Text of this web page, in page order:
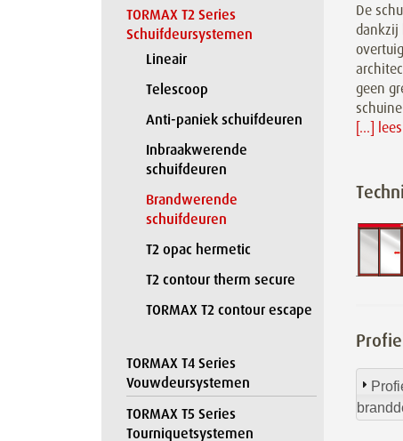
TORMAX T2 Series
Schuifdeursystemen
Lineair
Telescoop
Anti-paniek schuifdeuren
Inbraakwerende
schuifdeuren
Brandwerende
schuifdeuren
T2 opac hermetic
T2 contour therm secure
TORMAX T2 contour escape
TORMAX T4 Series
Vouwdeursystemen
TORMAX T5 Series
Tourniquetsystemen
De
dankzij
geen
[...]